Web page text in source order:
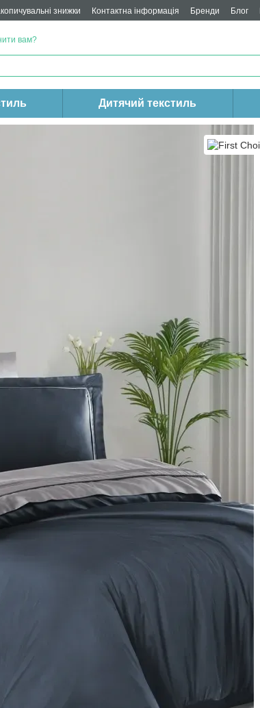
знижки Контактна інформація Бренди Блог
вам?
Дитячий текстиль